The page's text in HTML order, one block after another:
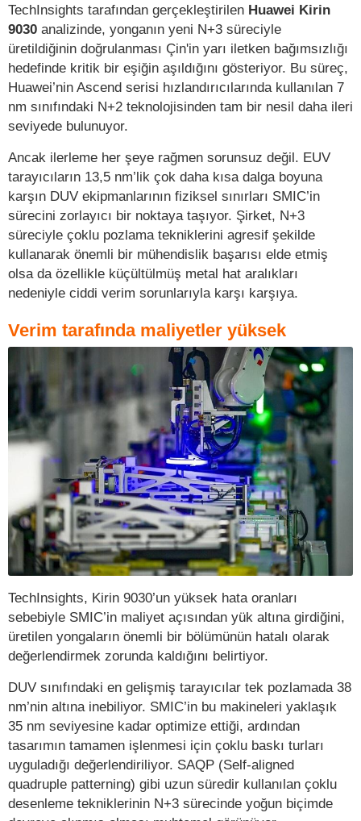
TechInsights tarafından gerçekleştirilen Huawei Kirin
9030 analizinde, yonganın yeni N+3 süreciyle
üretildiğinin doğrulanması Çin'in yarı iletken bağımsızlığı
hedefinde kritik bir eşiğin aşıldığını gösteriyor. Bu süreç,
Huawei’nin Ascend serisi hızlandırıcılarında kullanılan 7
nm sınıfındaki N+2 teknolojisinden tam bir nesil daha ileri
seviyede bulunuyor.
Ancak ilerleme her şeye rağmen sorunsuz değil. EUV
tarayıcıların 13,5 nm’lik çok daha kısa dalga boyuna
karşın DUV ekipmanlarının fiziksel sınırları SMIC’in
sürecini zorlayıcı bir noktaya taşıyor. Şirket, N+3
süreciyle çoklu pozlama tekniklerini agresif şekilde
kullanarak önemli bir mühendislik başarısı elde etmiş
olsa da özellikle küçültülmüş metal hat aralıkları
nedeniyle ciddi verim sorunlarıyla karşı karşıya.
Verim tarafında maliyetler yüksek
TechInsights, Kirin 9030’un yüksek hata oranları
sebebiyle SMIC’in maliyet açısından yük altına girdiğini,
üretilen yongaların önemli bir bölümünün hatalı olarak
değerlendirmek zorunda kaldığını belirtiyor.
DUV sınıfındaki en gelişmiş tarayıcılar tek pozlamada 38
nm’nin altına inebiliyor. SMIC’in bu makineleri yaklaşık
35 nm seviyesine kadar optimize ettiği, ardından
tasarımın tamamen işlenmesi için çoklu baskı turları
uyguladığı değerlendiriliyor. SAQP (Self-aligned
quadruple patterning) gibi uzun süredir kullanılan çoklu
desenleme tekniklerinin N+3 sürecinde yoğun biçimde